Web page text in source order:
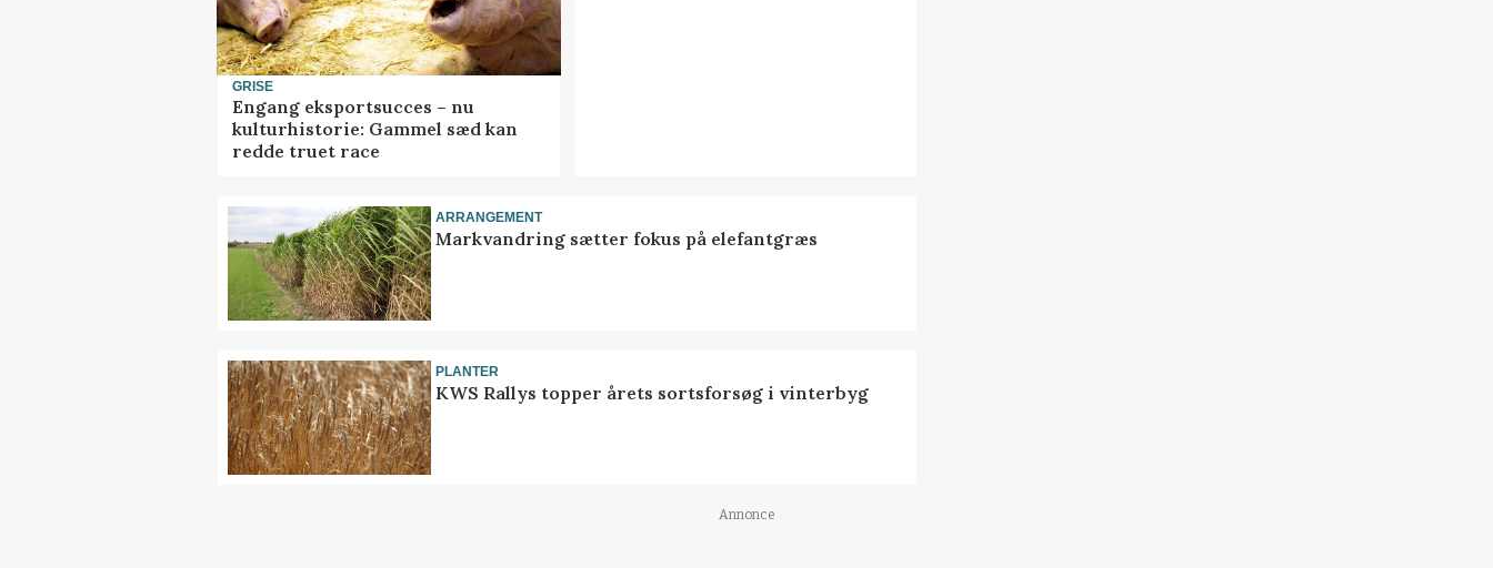
GRISE
Engang eksportsucces – nu
kulturhistorie: Gammel sæd kan
redde truet race
ARRANGEMENT
Markvandring sætter fokus på elefantgræs
PLANTER
KWS Rallys topper årets sortsforsøg i vinterbyg
Annonce